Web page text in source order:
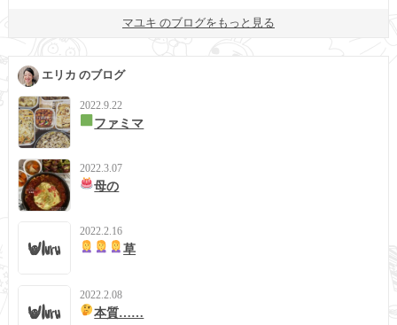
マユキ のブログをもっと見る
エリカ のブログ
2022.9.22
ファミマ
2022.3.07
母の
2022.2.16
草
2022.2.08
本質……